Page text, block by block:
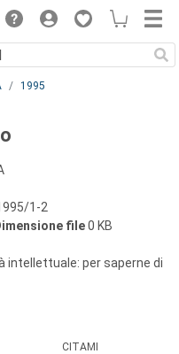
1995
1-2
file0 KB
intellettuale: per saperne di
CITAMI